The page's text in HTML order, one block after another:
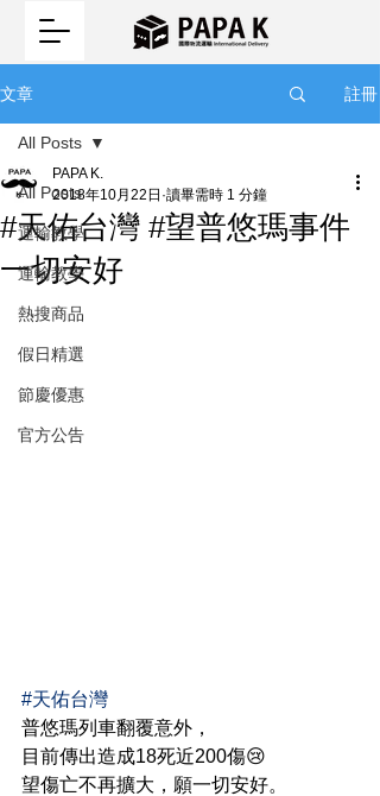
文章 註冊
All Posts
運輸教學
運輸教學
熱搜商品
假日精選
節慶優惠
官方公告
All Posts
#天佑台灣 #望普悠瑪事件
一切安好
PAPA K.
2018年10月22日 讀畢需時 1 分鐘
#天佑台灣
普悠瑪列車翻覆意外，
目前傳出造成18死近200傷😢
望傷亡不再擴大，願一切安好。